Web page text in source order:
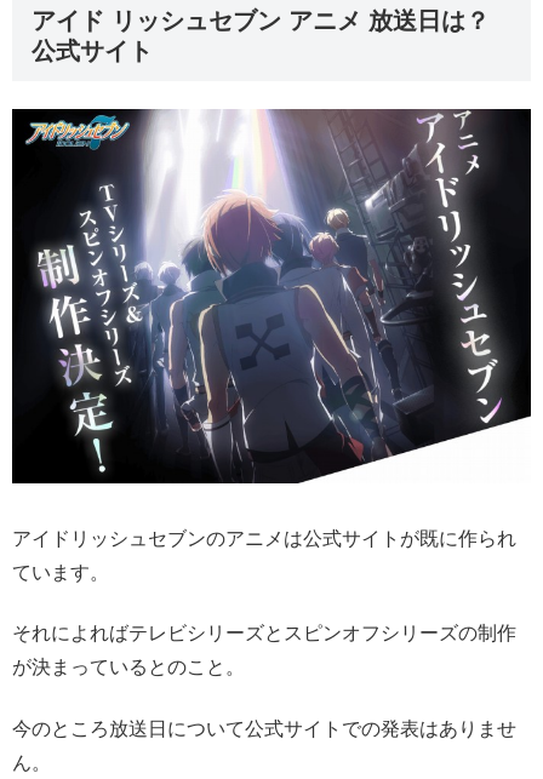
アイド リッシュセブン アニメ 放送日は？
公式サイト
アイドリッシュセブンのアニメは公式サイトが既に作られ
ています。
それによればテレビシリーズとスピンオフシリーズの制作
が決まっているとのこと。
今のところ放送日について公式サイトでの発表はありませ
ん。